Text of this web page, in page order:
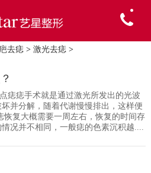
去痣 > 激光去痣 >
痣痣手术就是通过激光所发出的光波
并分解，随着代谢慢慢排出，这样便
恢复大概需要一周左右，恢复的时间存
况并不相同，一般痣的色素沉积越....